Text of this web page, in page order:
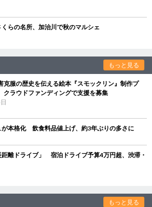
らの名所、加治川で秋のマルシェ
もっと見る
克服の歴史を伝える絵本『スモックリン』制作プ
ラウドファンディングで支援を募集
が本格化 飲食料品値上げ、約3年ぶりの多さに
離ドライブ」 宿泊ドライブ予算4万円超、渋滞・
もっと見る